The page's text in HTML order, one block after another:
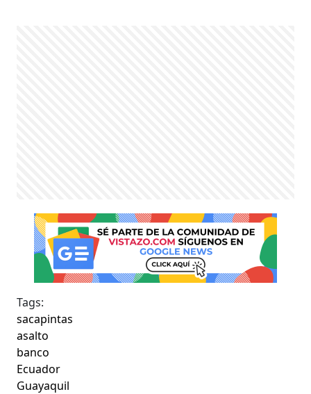
Tags:
sacapintas
asalto
banco
Ecuador
Guayaquil